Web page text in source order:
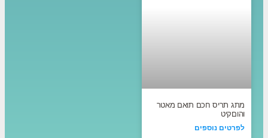
מתג תריס חכם תואם מאטר
והוםקיט
לפרטים נוספים